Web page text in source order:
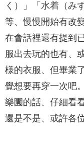
く）」「水着（み
等、慢慢開始有改變
在會話裡還有提到
服出去玩的也有、
様的衣服、但畢業
覺想要再穿一次吧
樂園的話、仔細看
還是不是、或許各